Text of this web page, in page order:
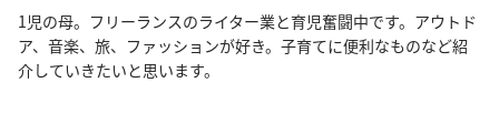
1児の母。フリーランスのライター業と育児奮闘中です。アウトド
ア、音楽、旅、ファッションが好き。子育てに便利なものなど紹
介していきたいと思います。